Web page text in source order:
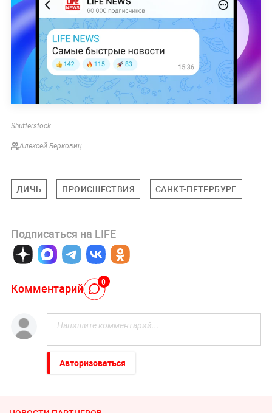
Shutterstock
Алексей Берковиц
ДИЧЬ ПРОИСШЕСТВИЯ САНКТ-ПЕТЕРБУРГ
Подписаться на LIFE
Комментарий 0
Авторизоваться